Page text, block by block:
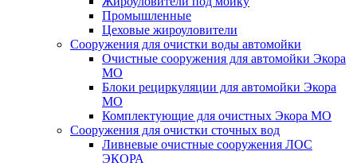
Промышленные
Цеховые жироуловители
Сооружения для очистки воды автомойки
Очистные сооружения для автомойки Экора
МО
Блоки рециркуляции для автомойки Экора
МО
Комплектующие для очистных Экора МО
Сооружения для очистки сточных вод
Ливневые очистные сооружения ЛОС
ЭКОРА